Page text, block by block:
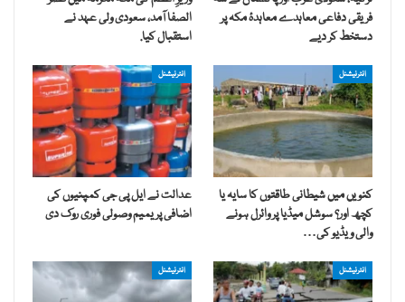
فریقی دفاعی معاہدے معاہدۂ مکہ پر
دستخط کر دیے
الصفا آمد، سعودی ولی عہد نے
استقبال کیا.
انٹرنیشنل
کنویں میں شیطانی طاقتوں کا سایہ یا
کچھ اور؟ سوشل میڈیا پر وائرل ہونے
والی ویڈیو کی…
انٹرنیشنل
عدالت نے ایل پی جی کمپنیوں کی
اضافی پریمیم وصولی فوری روک دی
انٹرنیشنل انٹرنیشنل